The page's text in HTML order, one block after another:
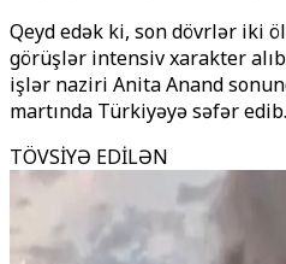
Qeyd edək ki, son dövrlər iki
görüşlər intensiv xarakter
işlər naziri Anita Anand
martında Türkiyəyə səfər edib.
TÖVSİYƏ EDİLƏN